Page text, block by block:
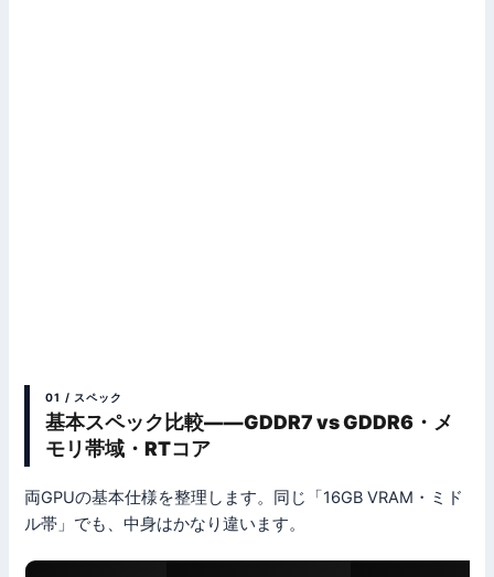
01 / スペック
基本スペック比較——GDDR7 vs GDDR6・メ
モリ帯域・RTコア
両GPUの基本仕様を整理します。同じ「16GB VRAM・ミド
ル帯」でも、中身はかなり違います。